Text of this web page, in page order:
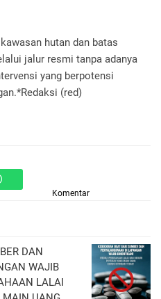
hutan dan batas
jalur resmi tanpa adanya
yang berpotensi
(red)
Komentar
DAN
WAJIB
LALAI